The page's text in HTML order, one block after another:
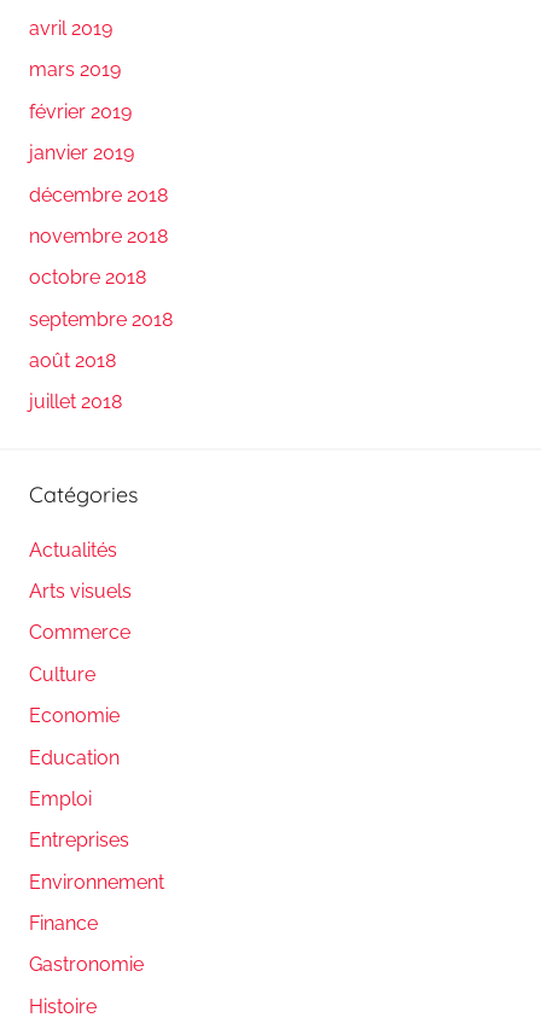
avril 2019
mars 2019
février 2019
janvier 2019
décembre 2018
novembre 2018
octobre 2018
septembre 2018
août 2018
juillet 2018
Catégories
Actualités
Arts visuels
Commerce
Culture
Economie
Education
Emploi
Entreprises
Environnement
Finance
Gastronomie
Histoire